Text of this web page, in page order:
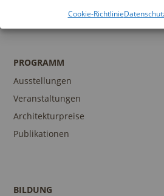
Cookie-Richtlinie
PROGRAMM
Ausstellungen
Veranstaltungen
Architekturpreise
Publikationen
BILDUNG